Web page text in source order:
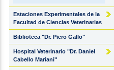
Estaciones Experimentales de la
Facultad de Ciencias Veterinarias
Biblioteca "Dr. Piero Gallo"
Hospital Veterinario "Dr. Daniel
Cabello Mariani"